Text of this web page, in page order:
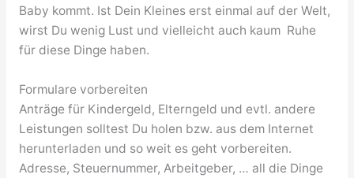
Baby kommt. Ist Dein Kleines erst einmal auf der Welt,
wirst Du wenig Lust und vielleicht auch kaum Ruhe
für diese Dinge haben.
Formulare vorbereiten
Anträge für Kindergeld, Elterngeld und evtl. andere
Leistungen solltest Du holen bzw. aus dem Internet
herunterladen und so weit es geht vorbereiten.
Adresse, Steuernummer, Arbeitgeber, … all die Dinge